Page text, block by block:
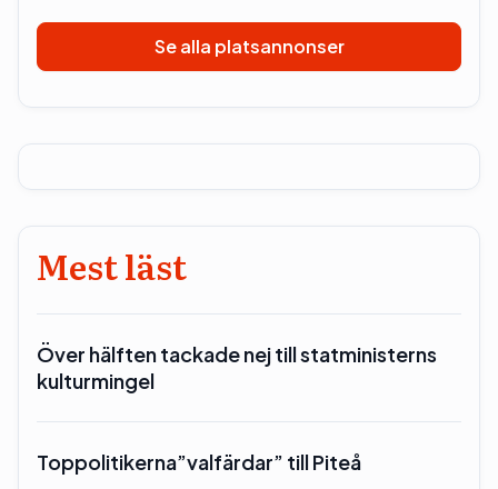
Se alla platsannonser
Mest läst
Över hälften tackade nej till statministerns
kulturmingel
Toppolitikerna”valfärdar” till Piteå